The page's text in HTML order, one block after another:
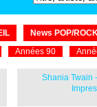
News POP/
Années 90
Shania Twain